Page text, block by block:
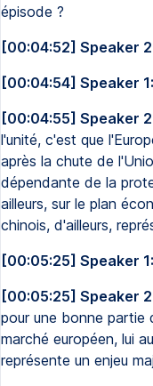
épisode ?
[00:04:52] Speaker
[00:04:54] Speaker 1:
[00:04:55] Speaker
l'unité, c'est que
après la chute de
dépendante de la
ailleurs, sur le plan
chinois, d'ailleurs,
[00:05:25] Speaker 1:
[00:05:25] Speaker
pour une bonne partie
marché européen, lui
représente un enjeu